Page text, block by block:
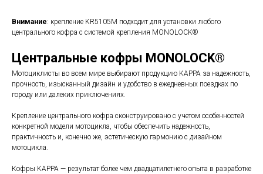
Внимание: крепление KR5105M подходит для установки любого
центрального кофра с системой крепления MONOLOCK®
Центральные кофры MONOLOCK®
Мотоциклисты во всем мире выбирают продукцию KAPPA за надежность,
прочность, изысканный дизайн и удобство в ежедневных поездках по
городу или далеких приключениях.
Крепление центрального кофра сконструировано с учетом особенностей
конкретной модели мотоцикла, чтобы обеспечить надежность,
практичность и, конечно же, эстетическую гармонию с дизайном
мотоцикла.
Кофры KAPPA — результат более чем двадцатилетнего опыта в разработке